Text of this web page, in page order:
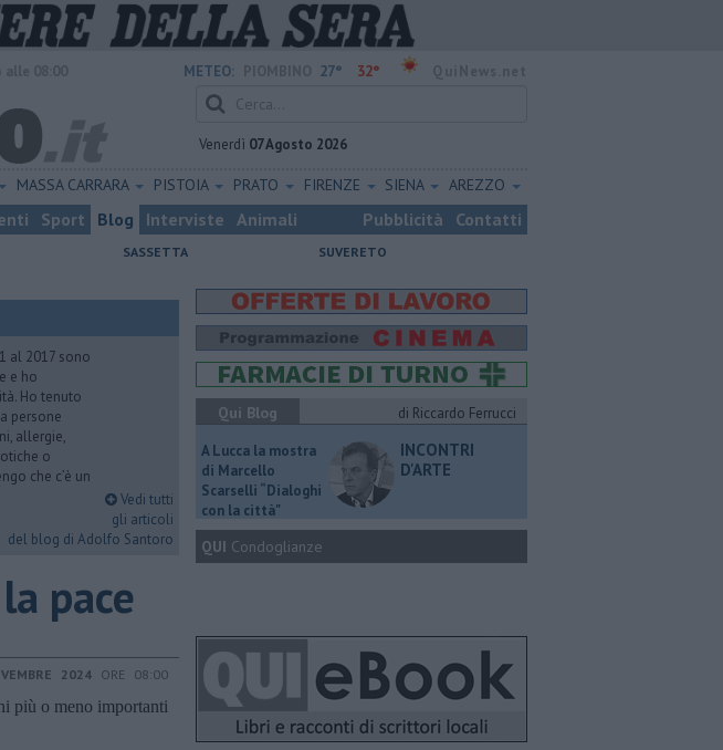
METEO: 27° 32°
Venerdì 07 Agosto 2026
MASSA CARRARA PISTOIA PRATO FIRENZE SIENA AREZZO
Sport Blog Interviste Animali Pubblicità Contatti
SASSETTA SUVERETO
al 2017 sono
e ho
Ho tenuto
persone
allergie,
o
che c’è un
Vedi tutti
gli articoli
del blog di Adolfo Santoro
pace
2024 ORE 08:00
più o meno importanti
Qui Blog
di Riccardo Ferrucci
A Lucca la mostra
di Marcello
Scarselli “Dialoghi
con la città"
INCONTRI
D'ARTE
QUI Condoglianze